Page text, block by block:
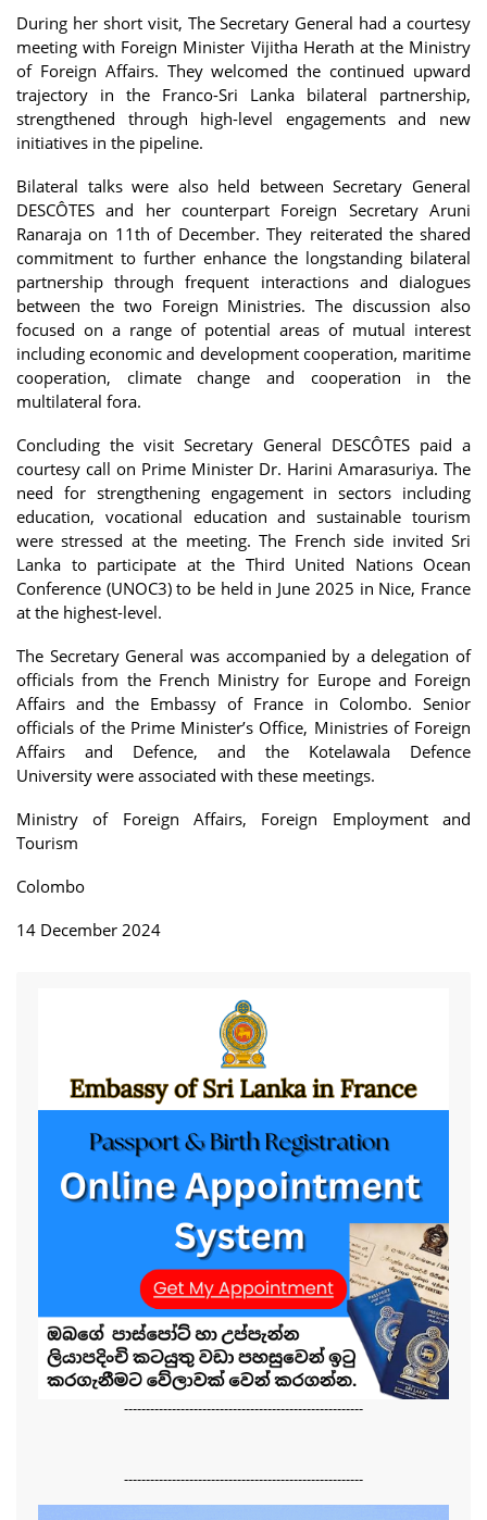
During her short visit, The Secretary General had a courtesy
meeting with Foreign Minister Vijitha Herath at the Ministry
of Foreign Affairs. They welcomed the continued upward
trajectory in the Franco-Sri Lanka bilateral partnership,
strengthened through high-level engagements and new
initiatives in the pipeline.
Bilateral talks were also held between Secretary General
DESCÔTES and her counterpart Foreign Secretary Aruni
Ranaraja on 11th of December. They reiterated the shared
commitment to further enhance the longstanding bilateral
partnership through frequent interactions and dialogues
between the two Foreign Ministries. The discussion also
focused on a range of potential areas of mutual interest
including economic and development cooperation, maritime
cooperation, climate change and cooperation in the
multilateral fora.
Concluding the visit Secretary General DESCÔTES paid a
courtesy call on Prime Minister Dr. Harini Amarasuriya. The
need for strengthening engagement in sectors including
education, vocational education and sustainable tourism
were stressed at the meeting. The French side invited Sri
Lanka to participate at the Third United Nations Ocean
Conference (UNOC3) to be held in June 2025 in Nice, France
at the highest-level.
The Secretary General was accompanied by a delegation of
officials from the French Ministry for Europe and Foreign
Affairs and the Embassy of France in Colombo. Senior
officials of the Prime Minister’s Office, Ministries of Foreign
Affairs and Defence, and the Kotelawala Defence
University were associated with these meetings.
Ministry of Foreign Affairs, Foreign Employment and
Tourism
Colombo
14 December 2024
-------------------------------------------------------
-------------------------------------------------------